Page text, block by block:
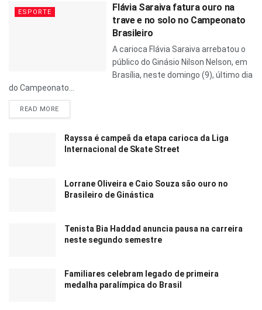
ESPORTE
Flávia Saraiva fatura ouro na
trave e no solo no Campeonato
Brasileiro
A carioca Flávia Saraiva arrebatou o
público do Ginásio Nilson Nelson, em
Brasília, neste domingo (9), último dia
do Campeonato...
READ MORE
Rayssa é campeã da etapa carioca da Liga
Internacional de Skate Street
Lorrane Oliveira e Caio Souza são ouro no
Brasileiro de Ginástica
Tenista Bia Haddad anuncia pausa na carreira
neste segundo semestre
Familiares celebram legado de primeira
medalha paralímpica do Brasil